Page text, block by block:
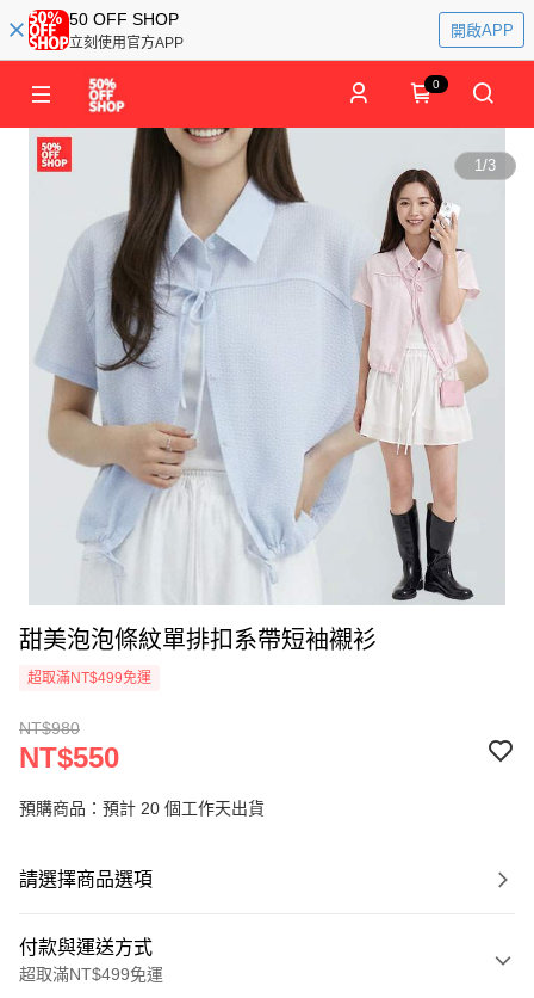
50 OFF SHOP
立刻使用官方APP
開啟APP
0
1/3
甜美泡泡條紋單排扣系帶短袖襯衫
超取滿NT$499免運
NT$980
NT$550
預購商品：預計 20 個工作天出貨
請選擇商品選項
付款與運送方式
超取滿NT$499免運